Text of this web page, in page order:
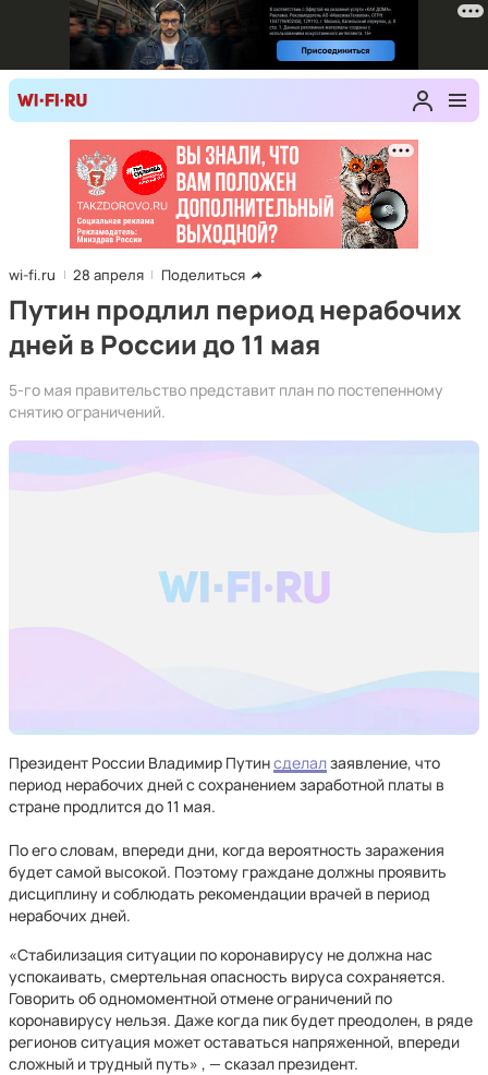
wi-fi.ru 28 апреля Поделиться
Путин продлил период нерабочих
дней в России до 11 мая
5-го мая правительство представит план по постепенному
снятию ограничений.
Президент России Владимир Путинсделалзаявление, что
период нерабочих дней с сохранением заработной платы в
стране продлится до 11 мая.
По его словам, впереди дни, когда вероятность заражения
будет самой высокой. Поэтому граждане должны проявить
дисциплину и соблюдать рекомендации врачей в период
нерабочих дней.
«Стабилизация ситуации по коронавирусу не должна нас
успокаивать, смертельная опасность вируса сохраняется.
Говорить об одномоментной отмене ограничений по
коронавирусу нельзя. Даже когда пик будет преодолен, в ряде
регионов ситуация может оставаться напряженной, впереди
сложный и трудный путь» , — сказал президент.